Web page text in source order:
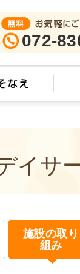
072-
イサ
施設の取り
組み